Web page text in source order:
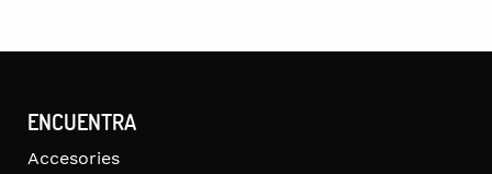
ENCUENTRA
Accesories